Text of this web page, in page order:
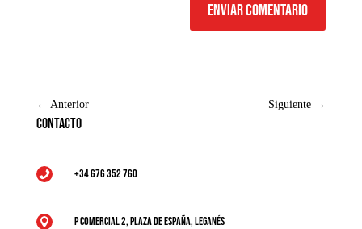
Enviar comentario
← Anterior Siguiente →
Contacto
 +34 676 352 760
 P Comercial 2, Plaza de España, Leganés